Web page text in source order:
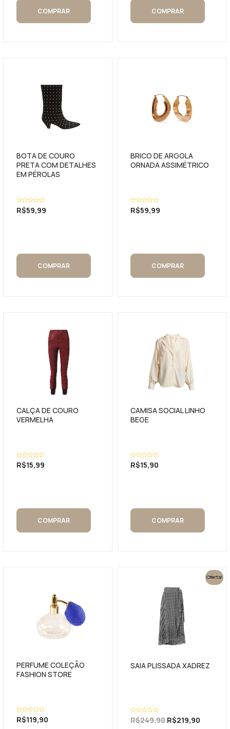
COMPRAR COMPRAR
BOTA DE COURO
PRETA COM DETALHES
EM PÉROLAS
Avaliação
0R$59,99
COMPRAR
BRICO DE ARGOLA
ORNADA ASSIMÉTRICO
Avaliação
0
R$59,99
COMPRAR
CALÇA DE COURO
VERMELHA
Avaliação
0R$15,99
COMPRAR
CAMISA SOCIAL LINHO
BEGE
Avaliação
0
R$15,90
COMPRAR
PERFUME COLEÇÃO
FASHION STORE
Avaliação
0R$119,90
Oferta!
SAIA PLISSADA XADREZ
Avaliação
0
R$249,90 R$219,90